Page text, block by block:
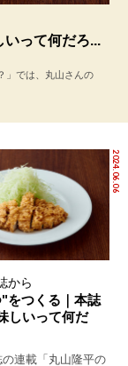
って何だろ...
」では、丸山さんの
2024.06.06
から
をつくる｜本誌
しいって何だ
連載「丸山隆平の